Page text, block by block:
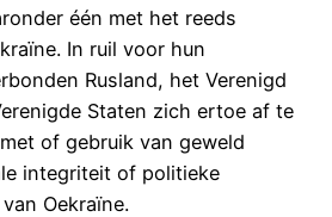
één met het reeds
In ruil voor hun
Rusland, het Verenigd
Staten zich ertoe af te
of gebruik van geweld
integriteit of politieke
Oekraïne.